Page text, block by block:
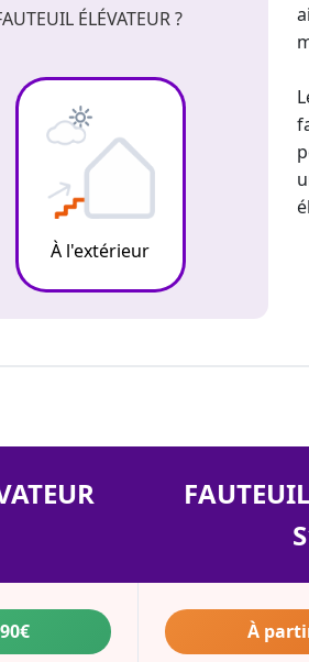
ÉLÉVATEUR ?
À l'extérieur
À